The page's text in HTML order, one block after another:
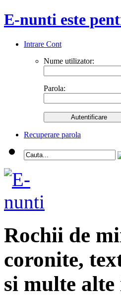
E-nunti este
Intrare Cont
Nume utilizator:
Parola:
Recuperare parola
Rochii de
coronite,
si multe